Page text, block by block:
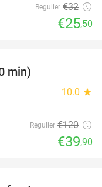
Regulier €32
€25,50
min)
10.0 star
Regulier €120
€39,90